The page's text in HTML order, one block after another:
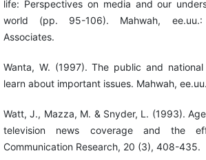
life: Perspectives on media and our
world (pp. 95-106). Mahwah, ee.uu.:
Associates.
Wanta, W. (1997). The public and
learn about important issues. Mahwah,
Watt, J., Mazza, M. & Snyder, L. (1993).
television news coverage and the
Communication Research, 20 (3), 408-435.